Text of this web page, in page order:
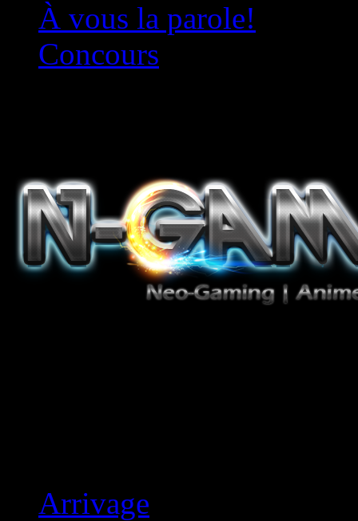
À vous la parole!
Concours
Arrivage